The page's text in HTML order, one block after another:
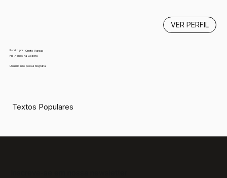
Escrito por
Ornito Vargas
Há 7 anos na Gazeta
Usuário não possui biografia
VER PERFIL
Textos Populares